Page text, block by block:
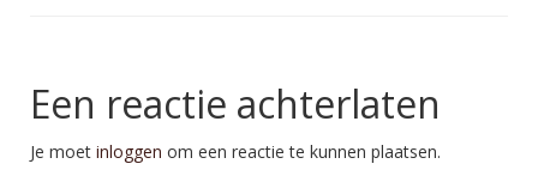
Een reactie achterlaten
Je moet inloggen om een reactie te kunnen plaatsen.